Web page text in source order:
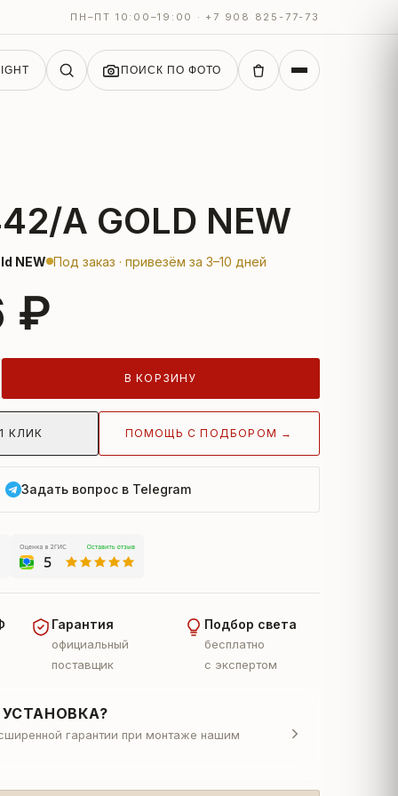
ПН–ПТ 10:00–19:00 · +7 908 825-77-73
ПОИСК ПО ФОТО
A GOLD NEW
NEW Под заказ · привезём за 3–10 дней
₽
В КОРЗИНУ
КЛИК ПОМОЩЬ С ПОДБОРОМ →
Задать вопрос в Telegram
Гарантия
официальный
поставщик
Подбор света
бесплатно
с экспертом
гарантии при монтаже нашим